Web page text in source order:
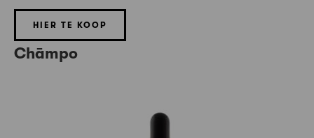
HIER TE KOOP
Chāmpo